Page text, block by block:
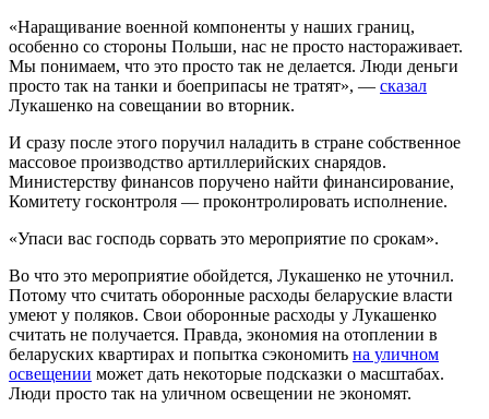
«Наращивание военной компоненты у наших границ,
особенно со стороны Польши, нас не просто настораживает.
Мы понимаем, что это просто так не делается. Люди деньги
просто так на танки и боеприпасы не тратят», — сказал
Лукашенко на совещании во вторник.
И сразу после этого поручил наладить в стране собственное
массовое производство артиллерийских снарядов.
Министерству финансов поручено найти финансирование,
Комитету госконтроля — проконтролировать исполнение.
«Упаси вас господь сорвать это мероприятие по срокам».
Во что это мероприятие обойдется, Лукашенко не уточнил.
Потому что считать оборонные расходы беларуские власти
умеют у поляков. Свои оборонные расходы у Лукашенко
считать не получается. Правда, экономия на отоплении в
беларуских квартирах и попытка сэкономить на уличном
освещении может дать некоторые подсказки о масштабах.
Люди просто так на уличном освещении не экономят.